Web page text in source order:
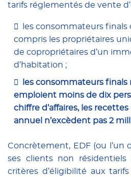
tarifs réglementés de vente
les consommateurs finals
compris les propriétaires
de copropriétaires d’un
d’habitation ;
les consommateurs
emploient moins de dix
chiffre d’affaires, les
annuel n’excèdent pas 2
Concrètement, EDF (ou l’un
ses clients non
critères d’éligibilité aux